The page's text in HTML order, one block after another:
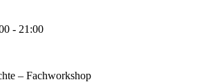
- 21:00
– Fachworkshop